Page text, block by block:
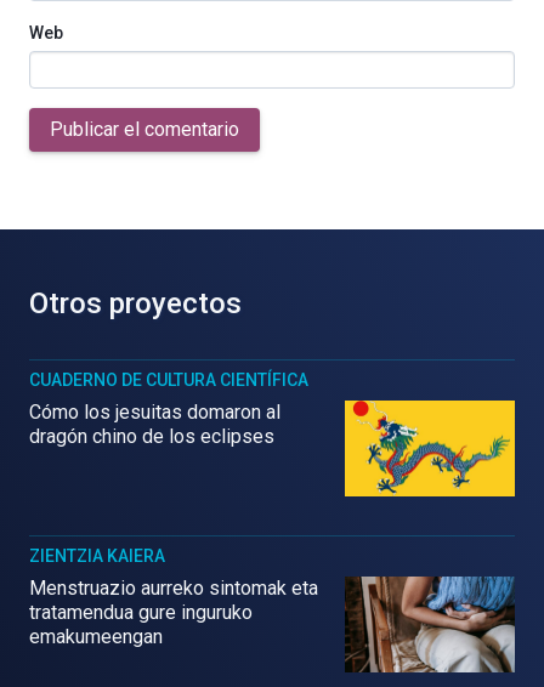
Web
Publicar el comentario
Otros proyectos
CUADERNO DE CULTURA CIENTÍFICA
Cómo los jesuitas domaron al
dragón chino de los eclipses
ZIENTZIA KAIERA
Menstruazio aurreko sintomak eta
tratamendua gure inguruko
emakumeengan